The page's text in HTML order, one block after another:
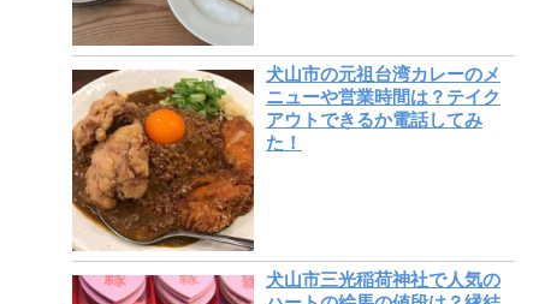
犬山市の元祖台湾カレーのメ
ニューや営業時間は？テイク
アウトできるか電話してみ
た！
犬山市三光稲荷神社で人気の